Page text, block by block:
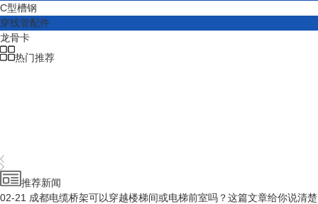
C型槽钢
穿线管配件
龙骨卡
热门推荐
推荐新闻
02-21 成都电缆桥架可以穿越楼梯间或电梯前室吗？这篇文章给你说清楚